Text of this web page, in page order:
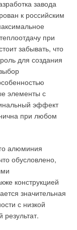
завода
к российским
при
забывать, что
для создания
элементы с
эффект
при любом
алюминия
обусловлено,
конструкцией
значительная
с низкой
и при помощи
будут
производители
,Viessmann
в этой схеме
насосов;
в работу
нагрузками.
характер;